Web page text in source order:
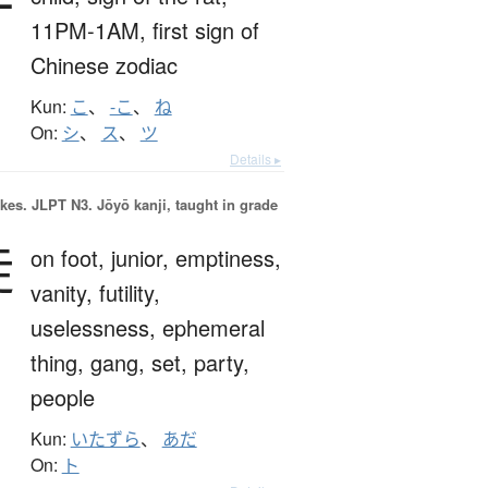
11PM-1AM, first sign of
Chinese zodiac
Kun: こ、 -こ、 ね
On: シ、 ス、 ツ
Details ▸
JLPT N3. Jōyō kanji, taught in grade
on foot, junior, emptiness,
vanity, futility,
uselessness, ephemeral
thing, gang, set, party,
people
Kun: いたずら、 あだ
On: ト